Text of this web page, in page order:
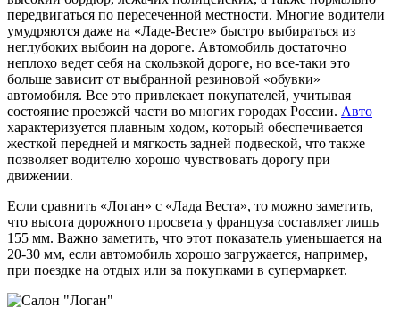
передвигаться по пересеченной местности. Многие водители
умудряются даже на «Ладе-Весте» быстро выбираться из
неглубоких выбоин на дороге. Автомобиль достаточно
неплохо ведет себя на скользкой дороге, но все-таки это
больше зависит от выбранной резиновой «обувки»
автомобиля. Все это привлекает покупателей, учитывая
состояние проезжей части во многих городах России. Авто
характеризуется плавным ходом, который обеспечивается
жесткой передней и мягкость задней подвеской, что также
позволяет водителю хорошо чувствовать дорогу при
движении.
Если сравнить «Логан» с «Лада Веста», то можно заметить,
что высота дорожного просвета у француза составляет лишь
155 мм. Важно заметить, что этот показатель уменьшается на
20-30 мм, если автомобиль хорошо загружается, например,
при поездке на отдых или за покупками в супермаркет.